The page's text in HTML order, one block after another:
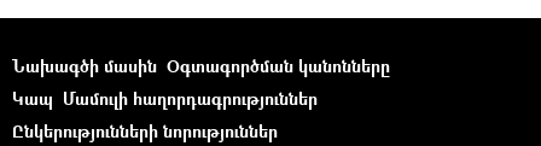
Նախագծի մասին Օգտագործման կանոնները
Կապ Մամուլի հաղորդագրություններ
Ընկերությունների նորություններ